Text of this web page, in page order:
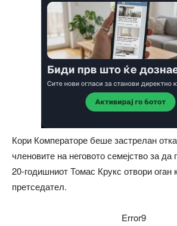
Кори Комператоре беше застрелан
членовите на неговото семејство за да
20-годишниот Томас Крукс отвори оган
претседател.
Error9